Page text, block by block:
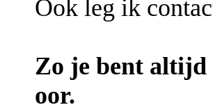
Ook leg ik
Zo je bent altijd
oor.